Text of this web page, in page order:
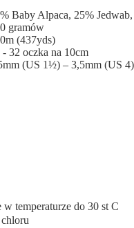
Baby Alpaca, 25%
gramów
(437yds)
- 32 oczka na 10cm
(US 1½) – 3,5mm (US 4)
w temperaturze do 30 st C